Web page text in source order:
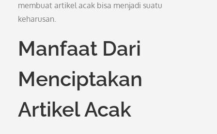
membuat artikel acak bisa menjadi suatu
keharusan.
Manfaat Dari
Menciptakan
Artikel Acak